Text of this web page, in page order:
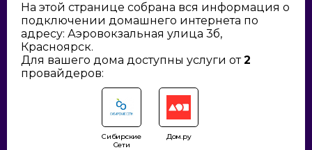
На этой странице собрана вся информация о
подключении домашнего интернета по
адресу: Аэровокзальная улица 3б,
Красноярск.
Для вашего дома доступны услуги от2
провайдеров:
Сибирские
Сети
Дом.ру